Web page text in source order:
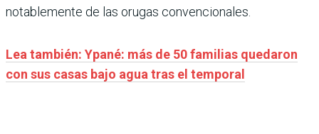
notablemente de las orugas convencionales.
Lea también: Ypané: más de 50 familias quedaron
con sus casas bajo agua tras el temporal